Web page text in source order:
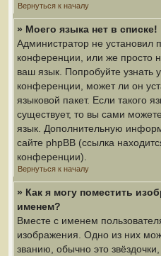
Вернуться к началу
» Моего языка нет в списке!
Администратор не установил
конференции, или же просто
ваш язык. Попробуйте узнать
конференции, может ли он
языковой пакет. Если такого
существует, то вы сами
язык. Дополнительную
сайте phpBB (ссылка
конференции).
Вернуться к началу
» Как я могу поместить
именем?
Вместе с именем
изображения. Одно из них
званию, обычно это звёздочки,